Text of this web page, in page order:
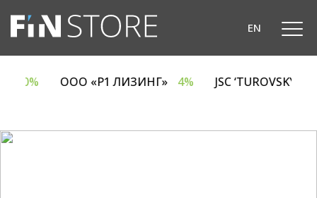
EN
6.70% ООО «Р1 ЛИЗИНГ» 4% JSC ‘TUROVSKY